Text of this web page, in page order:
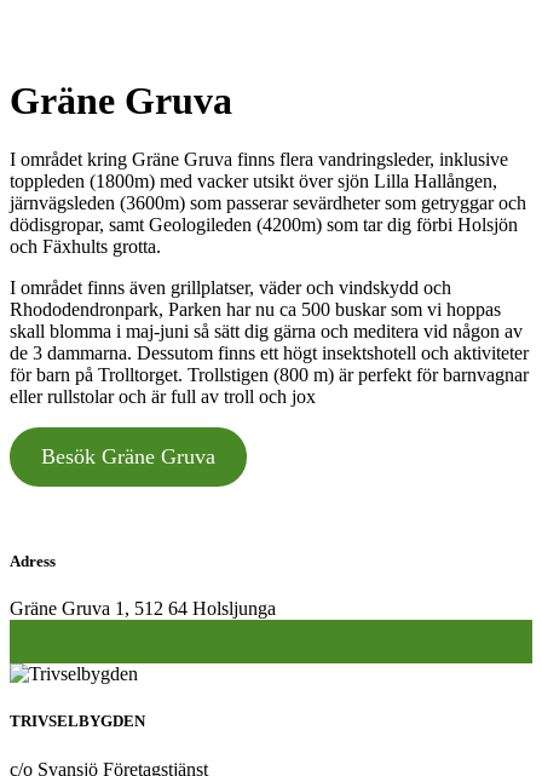
Gräne Gruva
I området kring Gräne Gruva finns flera vandringsleder, inklusive
toppleden (1800m) med vacker utsikt över sjön Lilla Hallången,
järnvägsleden (3600m) som passerar sevärdheter som getryggar och
dödisgropar, samt Geologileden (4200m) som tar dig förbi Holsjön
och Fäxhults grotta.
I området finns även grillplatser, väder och vindskydd och
Rhododendronpark, Parken har nu ca 500 buskar som vi hoppas
skall blomma i maj-juni så sätt dig gärna och meditera vid någon av
de 3 dammarna. Dessutom finns ett högt insektshotell och aktiviteter
för barn på Trolltorget. Trollstigen (800 m) är perfekt för barnvagnar
eller rullstolar och är full av troll och jox
Besök Gräne Gruva
Adress
Gräne Gruva 1, 512 64 Holsljunga
TRIVSELBYGDEN
c/o Svansjö Företagstjänst